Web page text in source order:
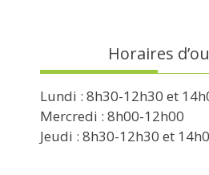
Horaires
Lundi : 8h30-12h30 et
Mercredi : 8h00-12h00
Jeudi : 8h30-12h30 et